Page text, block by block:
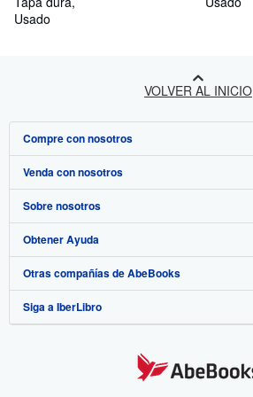
Usado
VOLVER AL INICIO
Compre con nosotros
Búsqueda avanzada
Colecciones
Mi cuenta
Mis pedidos
Ver carrito
Venda con nosotros
Comenzar a vender
Únase a nuestro programa de afiliados
Recomiende un vendedor
Sobre nosotros
Sobre IberLibro
Medios
Empleo
Preferencias de cookies
Obtener Ayuda
Preguntas frecuentes y guías
Atención al Cliente
Otras compañías de AbeBooks
AbeBooks.com
Siga a IberLibro